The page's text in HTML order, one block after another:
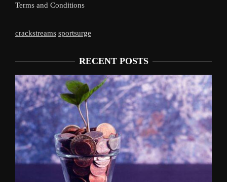
Terms and Conditions
crackstreams sportsurge
RECENT POSTS